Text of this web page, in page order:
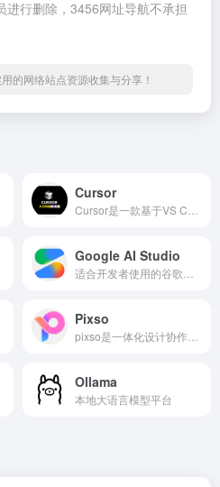
行删除，3456网址导航不承担
的网络站点资源收集与分享！
Cursor
Google AI Studio
Pixso
Ollama
本地大语言模型平台